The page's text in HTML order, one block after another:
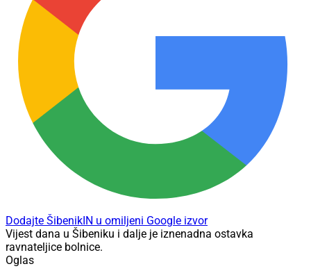
Dodajte ŠibenikIN u omiljeni Google izvor
Vijest dana u Šibeniku i dalje je iznenadna ostavka
ravnateljice bolnice.
Oglas